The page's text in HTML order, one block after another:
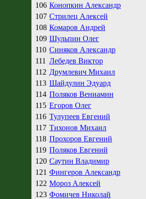
106 Конопкин Александр
107 Стрилец Алексей
108 Комаров Андрей
109 Шульпин Олег
110 Синяков Александр
111 Лебедев Виктор
112 Друмлевич Михаил
113 Шайдулин Эдуард
114 Поляков Вениамин
115 Егоров Олег
116 Тулупеев Евгений
117 Тихонов Михаил
118 Прохоров Евгений
119 Поляков Евгений
120 Саутин Владимир
121 Фингеров Александр
122 Мороз Алексей
123 Фомичев Николай